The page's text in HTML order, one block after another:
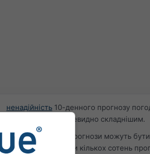
ненадійність 10-денного прогнозу
кілька місяців є очевидно складнішим.
Оскільки сезонні прогнози можуть
надаємо результати кількох сотень